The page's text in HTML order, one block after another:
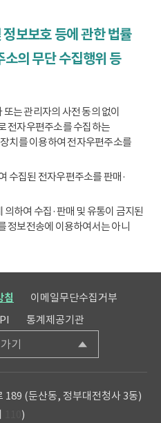
보보호 등에 관한 법률
의 무단 수집행위 등
는 관리자의 사전 동의 없이
전자우편주소를 수집하는
치를 이용하여 전자우편주소를
수집된 전자우편주소를 판매·
하여 수집·판매 및 유통이 금지된
정보전송에 이용하여서는 아니
침
이메일무단수집거부
통계제공기관
기
189 (둔산동, 정부대전청사 3동)
)